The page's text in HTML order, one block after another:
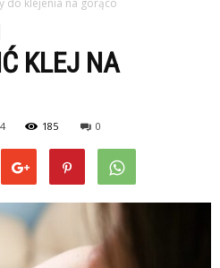
do klejenia na gorąco
KLEJ NA
185 0